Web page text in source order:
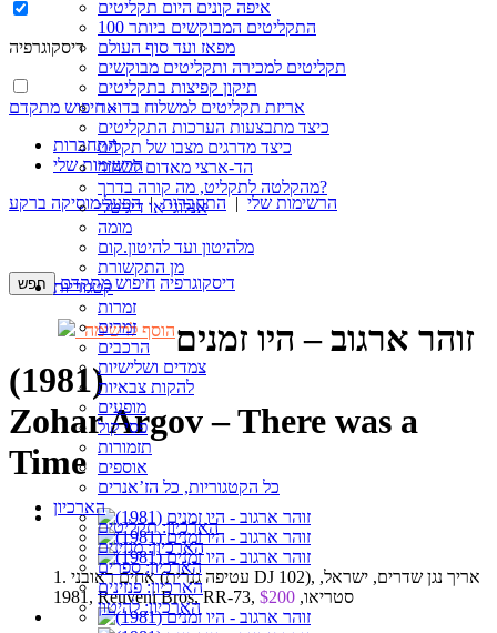
איפה קונים היום תקליטים
100 התקליטים המבוקשים ביותר
מפאז ועד סוף העולם
תקליטים למכירה ותקליטים מבוקשים
תיקון קפיצות בתקליטים
אריזת תקליטים למשלוח בדואר
כיצד מתבצעות הערכות התקליטים
כיצד מדרגים מצבו של תקליט
הד-ארצי מאדום לשחור
מהקלטה לתקליט, מה קורה בדרך?
אנלוגי או דיגיטלי
מומה
מלהיטון ועד להיטון.קום
מן התקשורת
קטגוריות
זמרות
זמרים
הרכבים
צמדים ושלישיות
להקות צבאיות
מופעים
פסי קול
תזמורות
אוספים
כל הקטגוריות, כל הז’אנרים
הארכיון
הארכיון: תקליטים
הארכיון: מגזינים
הארכיון: ספרים
הארכיון: פנזינים
הארכיון: להיטון
דיסקוגרפיה
חיפוש מתקדם »
התחברות
הרשימות שלי
הרשימות שלי |התחברות|הפעל מוסיקה ברקע
דיסקוגרפיה חיפוש מתקדם
הוסף לרשימהזוהר ארגוב – היו זמנים
(1981)
Zohar Argov – There was a
Time
1. אחים ראובני (עטיפה גנרית DJ 102), אריך נגן שדרים, ישראל,
1981, Reuveni Bros, RR-73, סטריאו, $200